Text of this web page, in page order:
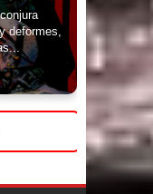
deformes,